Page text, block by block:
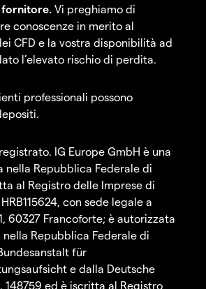
fornitore. Vi preghiamo di
conoscenze in merito al
CFD e la vostra disponibilità ad
l’elevato rischio di perdita.
professionali possono
IG Europe GmbH è una
nella Repubblica Federale di
al Registro delle Imprese di
con sede legale a
60327 Francoforte; è autorizzata
Repubblica Federale di
für
e dalla Deutsche
148759 ed è iscritta al Registro